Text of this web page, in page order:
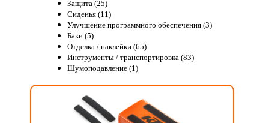
Защита (25)
Сиденья (11)
Улучшение программного обеспечения (3)
Баки (5)
Отделка / наклейки (65)
Инструменты / транспортировка (83)
Шумоподавление (1)